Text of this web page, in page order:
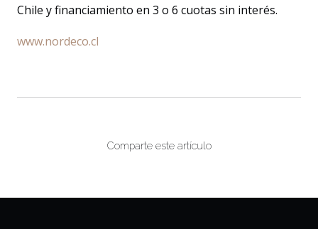
Chile y financiamiento en 3 o 6 cuotas sin interés.
www.nordeco.cl
Comparte este artículo